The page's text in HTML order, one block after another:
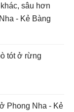
sâu hơn
- Kẻ Bàng
tót ở rừng
Phong Nha - Kẻ